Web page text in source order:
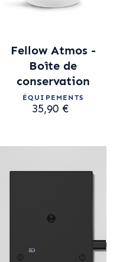
Fellow Atmos -
Boîte de
conservation
ÉQUIPEMENTS
35,90 €